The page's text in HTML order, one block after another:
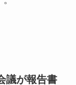
議が報告書